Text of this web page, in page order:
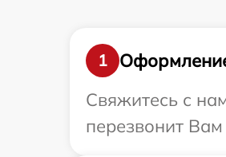
1
Свяжитесь с
перезвонит